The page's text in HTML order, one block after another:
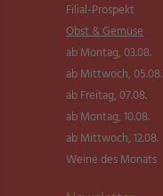
Filial-Prospekt
Obst & Gemüse
ab Montag, 03.08.
ab Mittwoch, 05.08.
ab Freitag, 07.08.
ab Montag, 10.08.
ab Mittwoch, 12.08.
Weine des Monats